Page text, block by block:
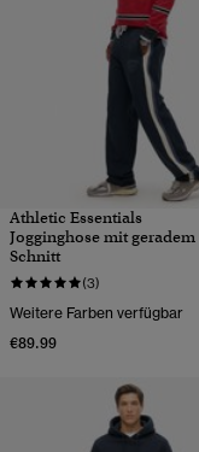
Athletic Essentials
Jogginghose mit geradem
Schnitt
(3)
Weitere Farben verfügbar
€89.99